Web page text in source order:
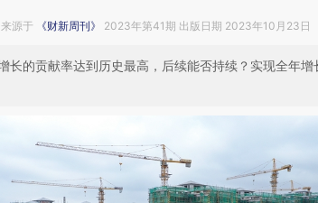
来源于 《财新周刊》 2023年第41期 出版日期 2023年10月23日
长的贡献率达到历史最高，后续能否持续？实现全年